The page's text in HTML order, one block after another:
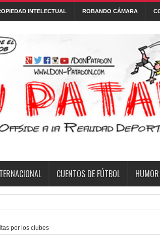
INTELECTUAL ROBANDO CÁMARA
FONTANARROSA FRASES HUMOR
CUENTOS DE FÚTBOL
Torneo C
por los clubes